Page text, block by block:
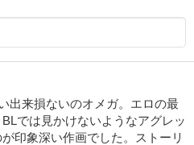
出来損ないのオメガ。エロの最
では見かけないようなアグレッ
印象深い作画でした。ストーリ